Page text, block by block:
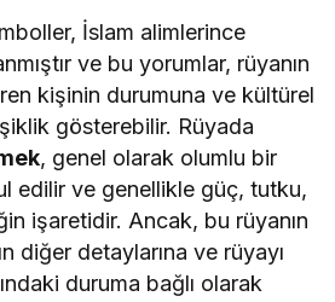
İslam alimlerince
ve bu yorumlar, rüyanın
kişinin durumuna ve kültürel
gösterebilir. Rüyada
, genel olarak olumlu bir
edilir ve genellikle güç, tutku,
işaretidir. Ancak, bu rüyanın
diğer detaylarına ve rüyayı
duruma bağlı olarak